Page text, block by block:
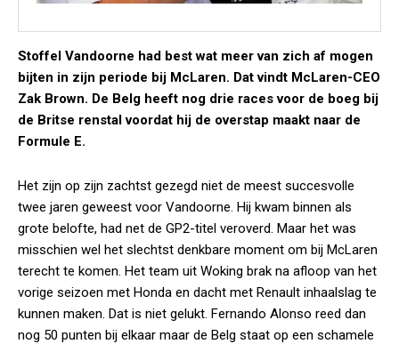
Stoffel Vandoorne had best wat meer van zich af mogen
bijten in zijn periode bij McLaren. Dat vindt McLaren-CEO
Zak Brown. De Belg heeft nog drie races voor de boeg bij
de Britse renstal voordat hij de overstap maakt naar de
Formule E.
Het zijn op zijn zachtst gezegd niet de meest succesvolle
twee jaren geweest voor Vandoorne. Hij kwam binnen als
grote belofte, had net de GP2-titel veroverd. Maar het was
misschien wel het slechtst denkbare moment om bij McLaren
terecht te komen. Het team uit Woking brak na afloop van het
vorige seizoen met Honda en dacht met Renault inhaalslag te
kunnen maken. Dat is niet gelukt. Fernando Alonso reed dan
nog 50 punten bij elkaar maar de Belg staat op een schamele